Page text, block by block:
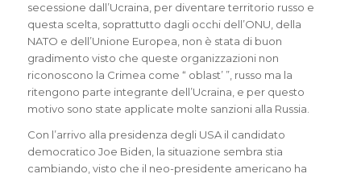
secessione dall’Ucraina, per diventare territorio russo e
questa scelta, soprattutto dagli occhi dell’ONU, della
NATO e dell’Unione Europea, non è stata di buon
gradimento visto che queste organizzazioni non
riconoscono la Crimea come “ oblast’ ”, russo ma la
ritengono parte integrante dell’Ucraina, e per questo
motivo sono state applicate molte sanzioni alla Russia.
Con l’arrivo alla presidenza degli USA il candidato
democratico Joe Biden, la situazione sembra stia
cambiando, visto che il neo-presidente americano ha